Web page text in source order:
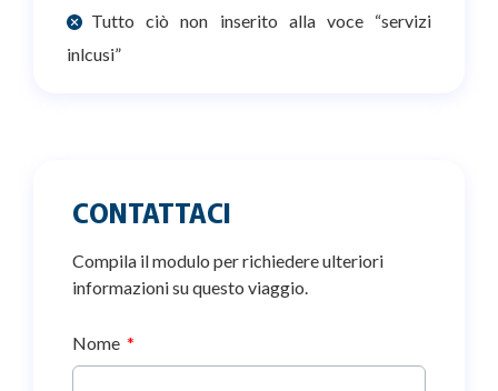
Tutto ciò non inserito alla voce “servizi
inlcusi”
CONTATTACI
Compila il modulo per richiedere ulteriori
informazioni su questo viaggio.
Nome